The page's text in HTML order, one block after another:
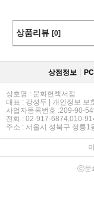
상품리뷰 [0]
상점정보
상호명 : 문화헌책서점
대표 : 강성두 | 개인정보 보
사업자등록번호 :209-90-
전화 : 02-917-6874,010-
주소 : 서울시 성북구 정릉1
ⓒ문